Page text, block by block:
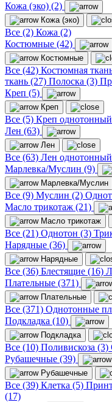
Кожа (эко) (2)
Кожа (эко)
Все (2) Кожа (2)
Костюмные (42)
Костюмные
Все (42) Костюмная
ткань (27) Полоска (3)
Креп (5)
Креп
Все (5) Креп
Лен (63)
Лен
Все (63) Лен
Марлевка/Муслин (9)
Марлевка/Муслин
Все (9) Муслин (2)
Масло трикотаж (21)
Масло трикотаж
Все (21) Однотон (3)
Нарядные (36)
Нарядные
Все (36) Блестящие (16)
Плательные (371)
Плательные
Все (371) Однотонные
Подкладка (10)
Подкладка
Все (10) Поливискоза (3)
Рубашечные (39)
Рубашечные
Все (39) Клетка (5)
(17)